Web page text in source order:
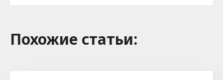
Похожие cтатьи: